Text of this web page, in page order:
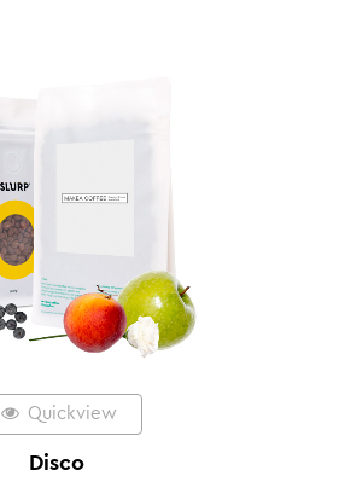
Quickview
Disco